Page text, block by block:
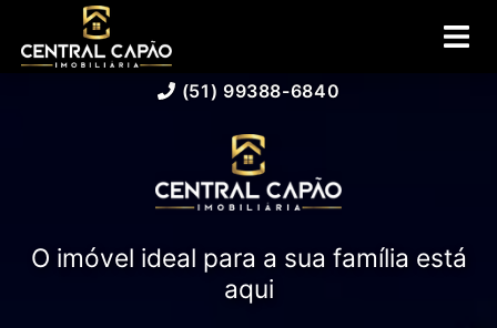
(51) 99388-6840
O imóvel ideal para a sua família está
aqui